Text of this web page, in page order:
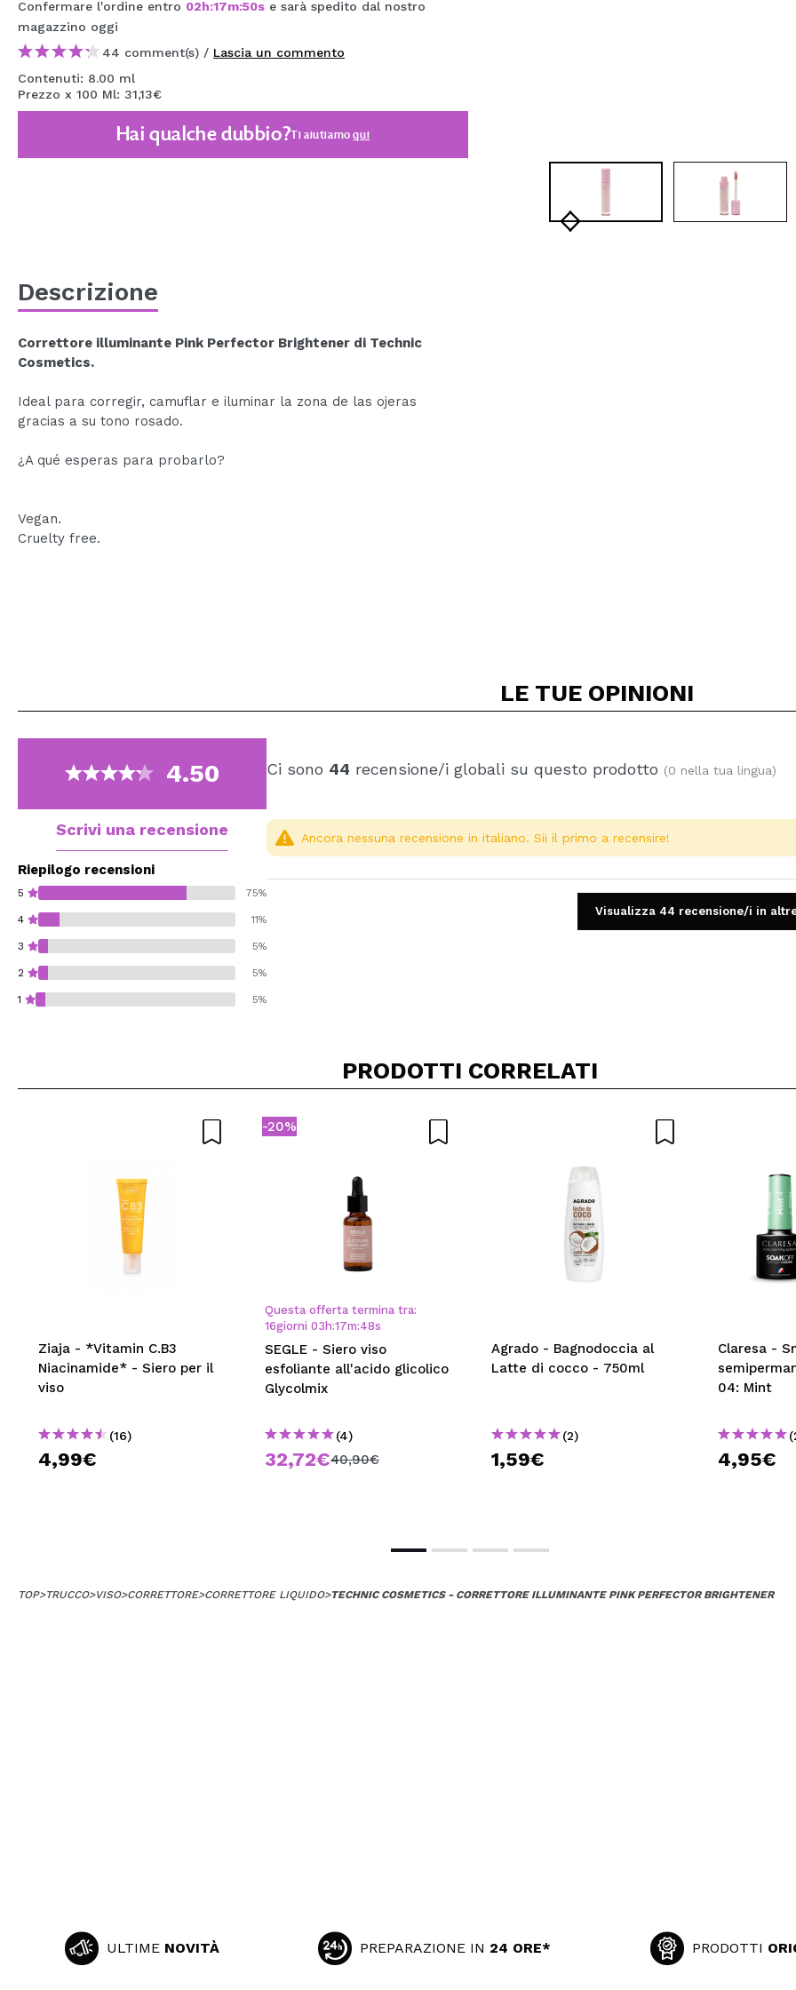
MAQUIFARMA
KOREA ZONE
TRAVEL SIZE
PROSSIMAMENTE
Confermare l'ordine entro 02h:17m:49s e sarà spedito dal nostro
magazzino oggi
44 comment(s) / Lascia un commento
Contenuti: 8.00 ml
Prezzo x 100 Ml: 31,13€
Hai qualche dubbio?Ti aiutiamoqui
Descrizione
Correttore illuminante Pink Perfector Brightener di Technic
Cosmetics.
Ideal para corregir, camuflar e iluminar la zona de las ojeras
gracias a su tono rosado.
¿A qué esperas para probarlo?
Vegan.
Cruelty free.
LE TUE OPINIONI
4.50
Scrivi una recensione
Riepilogo recensioni
5 75%
4 11%
3 5%
2 5%
1 5%
Ci sono 44 recensione/i globali su questo prodotto (0 nella tua lingua)
Ancora nessuna recensione in italiano. Sii il primo a recensire!
Visualizza 44 recensione/i in
PRODOTTI CORRELATI
Ziaja - *Vitamin C.B3
Niacinamide* - Siero per il
viso
(16)
4,99€
-20%
Questa offerta termina tra:
16giorni 03 h:17m:47s
SEGLE - Siero viso
esfoliante all'acido glicolico
Glycolmix
(4)
32,72€40,90€
Agrado - Bagnodoccia al
Latte di cocco - 750ml
(2)
1,59€
Claresa -
04: Mint
4,95€
TOP>TRUCCO>VISO>CORRETTORE>CORRETTORE LIQUIDO>TECHNIC COSMETICS - CORRETTORE ILLUMINANTE PINK PERFECTOR BRIGHTENER
ULTIME NOVITÀ PREPARAZIONE IN 24 ORE* PRODOTTI